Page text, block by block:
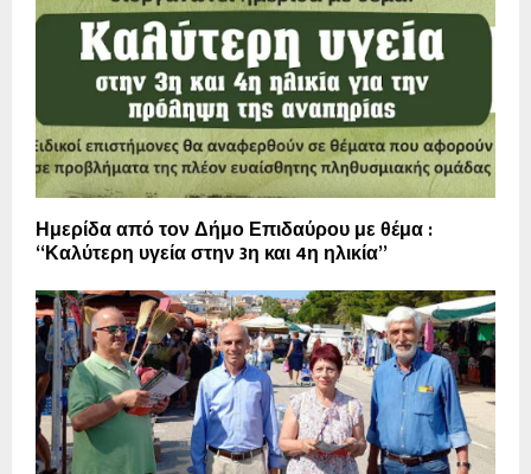
Ημερίδα από τον Δήμο Επιδαύρου με θέμα :
“Καλύτερη υγεία στην 3η και 4η ηλικία”